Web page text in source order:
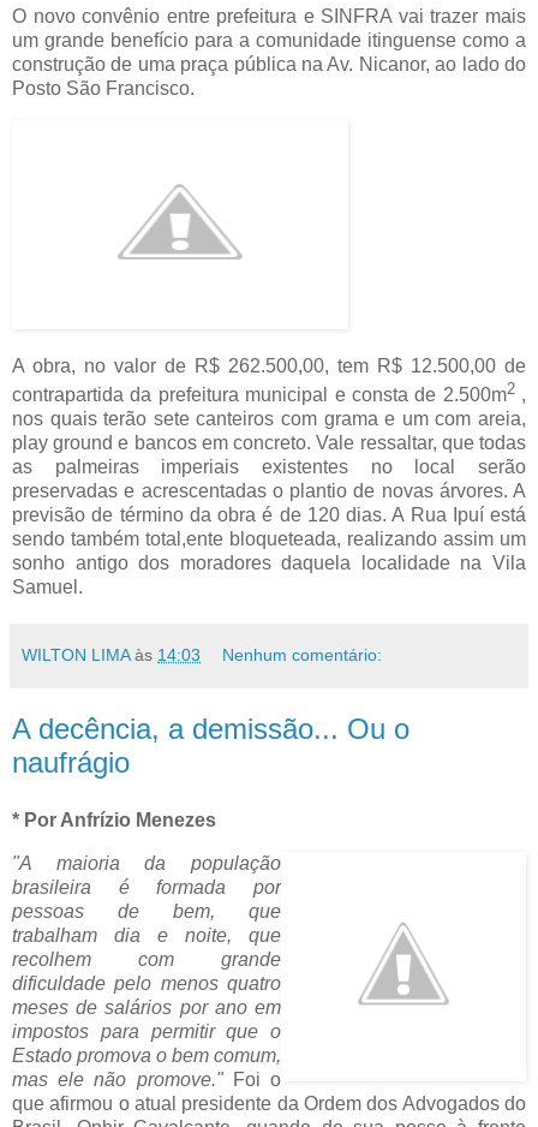
O novo convênio entre prefeitura e SINFRA vai trazer mais
um grande benefício para a comunidade itinguense como a
construção de uma praça pública na Av. Nicanor, ao lado do
Posto São Francisco.
A obra, no valor de R$ 262.500,00, tem R$ 12.500,00 de
contrapartida da prefeitura municipal e consta de 2.500m2 ,
nos quais terão sete canteiros com grama e um com areia,
play ground e bancos em concreto. Vale ressaltar, que todas
as palmeiras imperiais existentes no local serão
preservadas e acrescentadas o plantio de novas árvores. A
previsão de término da obra é de 120 dias. A Rua Ipuí está
sendo também total,ente bloqueteada, realizando assim um
sonho antigo dos moradores daquela localidade na Vila
Samuel.
WILTON LIMA às 14:03 Nenhum comentário:
A decência, a demissão... Ou o
naufrágio
* Por Anfrízio Menezes
"A maioria da população
brasileira é formada por
pessoas de bem, que
trabalham dia e noite, que
recolhem com grande
dificuldade pelo menos quatro
meses de salários por ano em
impostos para permitir que o
Estado promova o bem comum,
mas ele não promove."Foi o
que afirmou o atual presidente da Ordem dos Advogados do